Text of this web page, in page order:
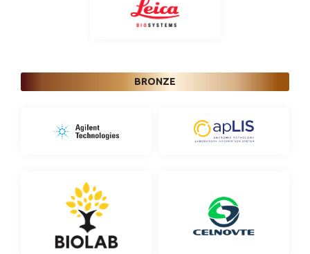
BRONZE